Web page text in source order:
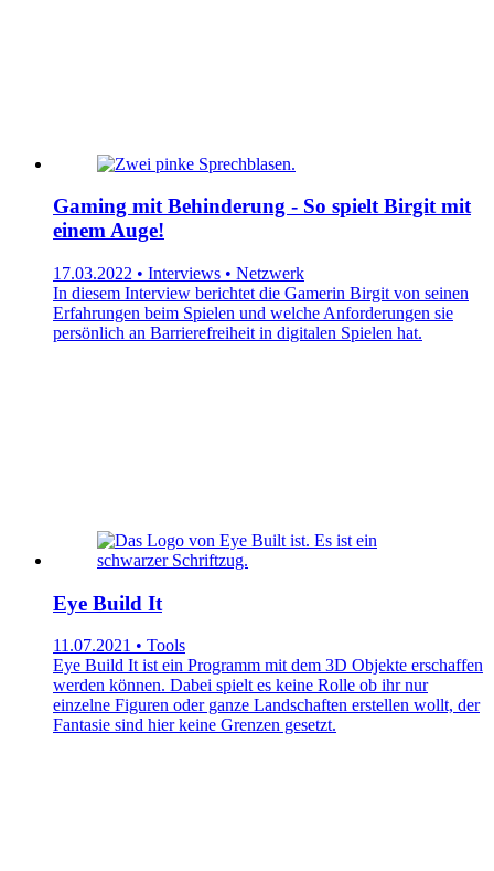
Gaming mit Behinderung - So spielt Birgit mit
einem Auge!
17.03.2022 • Interviews • Netzwerk
In diesem Interview berichtet die Gamerin Birgit von seinen
Erfahrungen beim Spielen und welche Anforderungen sie
persönlich an Barrierefreiheit in digitalen Spielen hat.
Eye Build It
11.07.2021 • Tools
Eye Build It ist ein Programm mit dem 3D Objekte erschaffen
werden können. Dabei spielt es keine Rolle ob ihr nur
einzelne Figuren oder ganze Landschaften erstellen wollt, der
Fantasie sind hier keine Grenzen gesetzt.